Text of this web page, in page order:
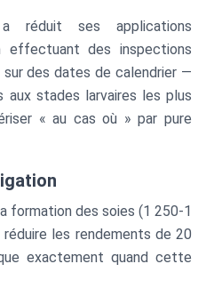
réduit ses applications
des inspections
des dates de calendrier —
stades larvaires les plus
« au cas où » par pure
formation des soies (1 250-1
les rendements de 20
exactement quand cette